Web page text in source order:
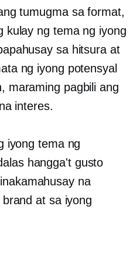
tumugma sa format,
kulay ng tema ng iyong
sa hitsura at
ng iyong potensyal
maraming pagbili ang
interes.
iyong tema ng
hangga't gusto
na
at sa iyong